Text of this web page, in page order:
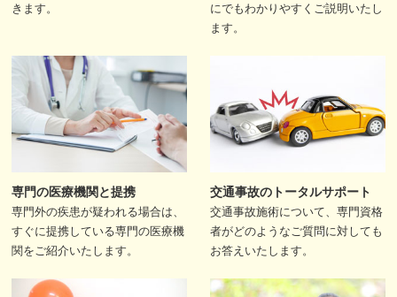
きます。
にでもわかりやすくご説明いたし
ます。
専門の医療機関と提携
専門外の疾患が疑われる場合は、
すぐに提携している専門の医療機
関をご紹介いたします。
交通事故のトータルサポート
交通事故施術について、専門資格
者がどのようなご質問に対しても
お答えいたします。